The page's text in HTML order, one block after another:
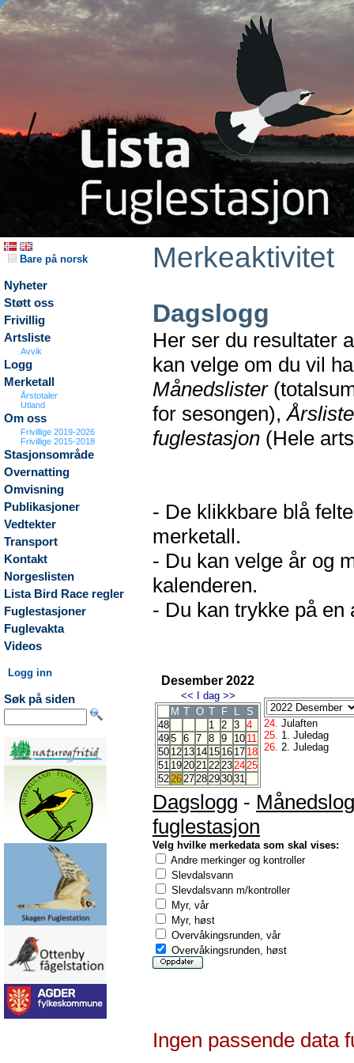
Bare på norsk
Nyheter
Støtt oss
Frivillig
Artsliste
Avvik
Logg
Merketall
Årstotaler
Utland
Om oss
Frivillige 2019-2026
Frivillige 2015-2018
Stasjonsområde
Overnatting
Omvisning
Publikasjoner
Vedtekter
Transport
Kontakt
Norgeslisten
Lista Bird Race regler
Fuglestasjoner
Fuglevakta
Videos
Logg inn
Søk på siden
Merkeaktivitet
Dagslogg
Her ser du resultater
kan velge om du vil
Månedslister
for sesongen),
fuglestasjon (Hele
- De klikkbare blå
merketall.
- Du kan velge år og
kalenderen.
- Du kan trykke på en
Desember 2022
<< I dag >>
M T O T F L
S
48
1 2 3 4
495 6 7 8 9 10 11
50 12 13 14 15 16 17 18
51 19202122232425
52262728293031
24. Julaften
25. 1. Juledag
26. 2. Juledag
Dagslogg -
fuglestasjon
Velg hvilke merkedata som skal vises:
Andre merkinger og kontroller
Slevdalsvann
Slevdalsvann m/kontroller
Myr, vår
Myr, høst
Overvåkingsrunden, vår
Overvåkingsrunden, høst
Ingen passende data